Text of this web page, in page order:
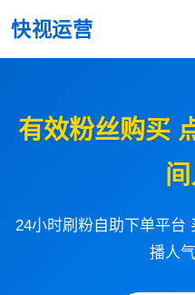
快视运营
有效粉丝购买
24小时刷粉自助下单平台
播人